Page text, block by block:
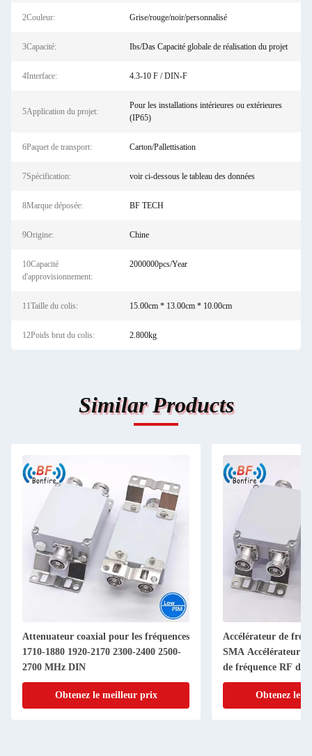
2Couleur: Grise/rouge/noir/personnalisé
3Capacité: Ibs/Das Capacité globale de réalisation du projet
4Interface: 4.3-10 F / DIN-F
5Application du projet:
Pour les installations intérieures ou extérieures
(IP65)
6Paquet de transport: Carton/Pallettisation
7Spécification: voir ci-dessous le tableau des données
8Marque déposée: BF TECH
9Origine: Chine
10Capacité
d'approvisionnement:
2000000pcs/Year
11Taille du colis: 15.00cm * 13.00cm * 10.00cm
12Poids brut du colis: 2.800kg
Similar Products
Attenuateur coaxial pour les fréquences
1710-1880 1920-2170 2300-2400 2500-
2700 MHz DIN
Obtenez le meilleur prix
Accélérateur de
SMA Accélérateur
de fréquence RF de
Connecteur 1-40dB
Obtenez le